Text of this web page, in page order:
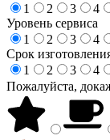
1
2 3 4
Уровень сервиса
1
2 3 4
Срок
1
2 3 4
Пожалуйста,